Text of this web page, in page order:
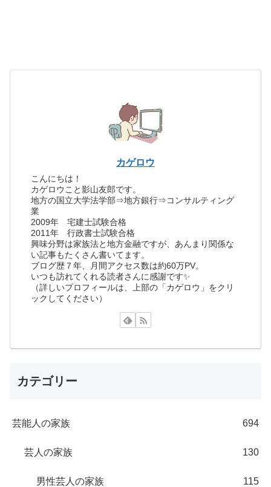
カゲロウ
こんにちは！
カゲロウこと影山友郎です。
地方の国立大学法学部⇒地方銀行⇒コンサルティング
業
2009年 宅建士試験合格
2011年 行政書士試験合格
興味分野は家族法と地方金融ですが、あんまり関係な
い記事もたくさん書いてます。
ブログ歴７年、月間アクセス数は約60万PV。
いつも訪れてくれる読者さんに感謝です✨
（詳しいプロフィールは、上部の「カゲロウ」をクリ
ックしてください）
カテゴリー
芸能人の家族 694
芸人の家族 130
男性芸人の家族 115